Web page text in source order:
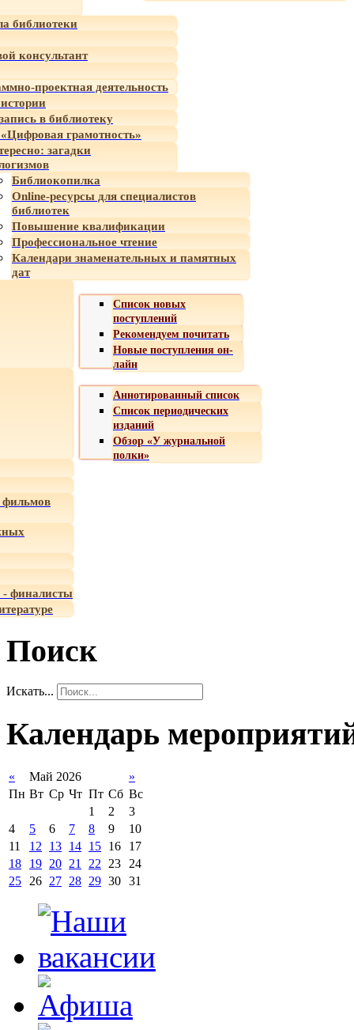
библиотеки
консультант
проектная деятельность
в библиотеку
грамотность»
загадки
Библиокопилка
Online-ресурсы для специалистов
библиотек
Повышение квалификации
Профессиональное чтение
Календари знаменательных и памятных
дат
Список новых
поступлений
Рекомендуем почитать
Новые поступления он-
лайн
Аннотированный список
Список периодических
изданий
Обзор «У журнальной
полки»
- финалисты
Поиск
Искать...
Календарь
« Май 2026
»
Пн Вт Ср Чт Пт Сб Вс
1
2
3
4
5 6 7 8 9
10
11
12 13 14 15 16
17
18
19 20 21 22 23
24
25
26 27 28 29 30 31